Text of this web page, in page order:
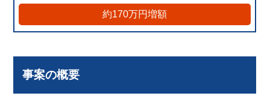
約170万円増額
事案の概要